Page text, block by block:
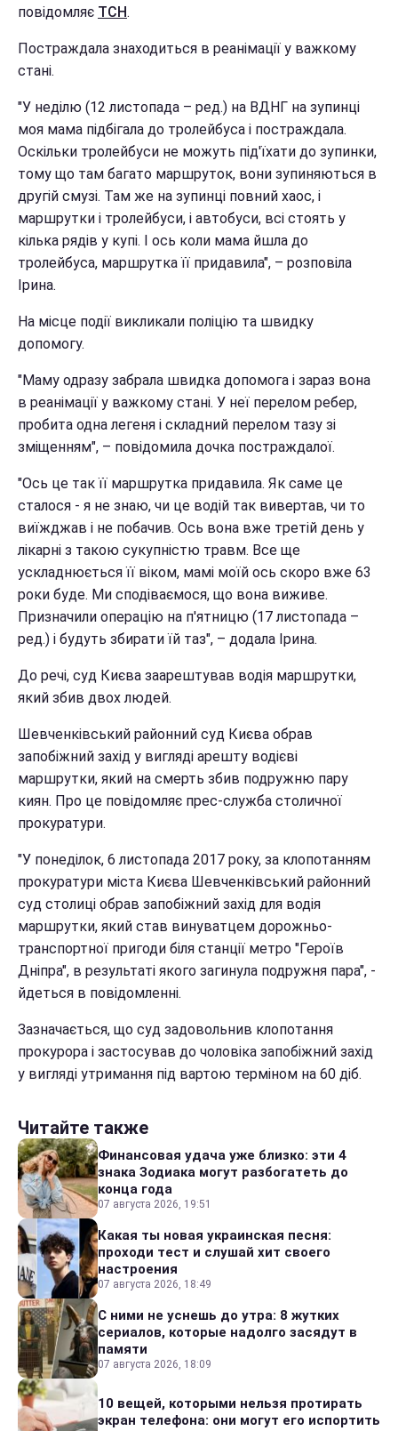
повідомляє ТСН.
Постраждала знаходиться в реанімації у важкому
стані.
"У неділю (12 листопада – ред.) на ВДНГ на зупинці
моя мама підбігала до тролейбуса і постраждала.
Оскільки тролейбуси не можуть під'їхати до зупинки,
тому що там багато маршруток, вони зупиняються в
другій смузі. Там же на зупинці повний хаос, і
маршрутки і тролейбуси, і автобуси, всі стоять у
кілька рядів у купі. І ось коли мама йшла до
тролейбуса, маршрутка її придавила", – розповіла
Ірина.
На місце події викликали поліцію та швидку
допомогу.
"Маму одразу забрала швидка допомога і зараз вона
в реанімації у важкому стані. У неї перелом ребер,
пробита одна легеня і складний перелом тазу зі
зміщенням", – повідомила дочка постраждалої.
"Ось це так її маршрутка придавила. Як саме це
сталося - я не знаю, чи це водій так вивертав, чи то
виїжджав і не побачив. Ось вона вже третій день у
лікарні з такою сукупністю травм. Все ще
ускладнюється її віком, мамі моїй ось скоро вже 63
роки буде. Ми сподіваємося, що вона виживе.
Призначили операцію на п'ятницю (17 листопада –
ред.) і будуть збирати їй таз", – додала Ірина.
До речі, суд Києва заарештував водія маршрутки,
який збив двох людей.
Шевченківський районний суд Києва обрав
запобіжний захід у вигляді арешту водієві
маршрутки, який на смерть збив подружню пару
киян. Про це повідомляє прес-служба столичної
прокуратури.
"У понеділок, 6 листопада 2017 року, за клопотанням
прокуратури міста Києва Шевченківський районний
суд столиці обрав запобіжний захід для водія
маршрутки, який став винуватцем дорожньо-
транспортної пригоди біля станції метро "Героїв
Дніпра", в результаті якого загинула подружня пара", -
йдеться в повідомленні.
Зазначається, що суд задовольнив клопотання
прокурора і застосував до чоловіка запобіжний захід
у вигляді утримання під вартою терміном на 60 діб.
Читайте также
Финансовая удача уже близко: эти 4
знака Зодиака могут разбогатеть до
конца года
07 августа 2026, 19:51
Какая ты новая украинская песня:
проходи тест и слушай хит своего
настроения
07 августа 2026, 18:49
С ними не уснешь до утра: 8 жутких
сериалов, которые надолго засядут в
памяти
07 августа 2026, 18:09
10 вещей, которыми нельзя протирать
экран телефона: они могут его испортить